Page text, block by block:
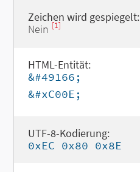
Zeichen wird gespiegelt:
Nein [1]
HTML-Entität:
&#49166;
&#xC00E;
UTF-8-Kodierung:
0xEC 0x80 0x8E